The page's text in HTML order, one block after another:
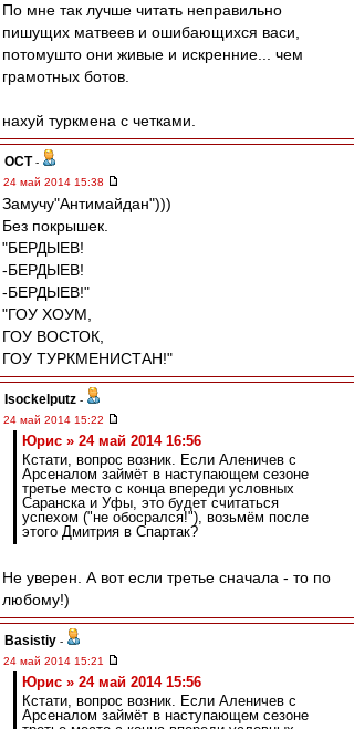
По мне так лучше читать неправильно
пишущих матвеев и ошибающихся васи,
потомушто они живые и искренние... чем
грамотных ботов.
нахуй туркмена с четками.
ОСТ -
24 май 2014 15:38
Замучу"Антимайдан")))
Без покрышек.
"БЕРДЫЕВ!
-БЕРДЫЕВ!
-БЕРДЫЕВ!"
"ГОУ ХОУМ,
ГОУ ВОСТОК,
ГОУ ТУРКМЕНИСТАН!"
Isockelputz -
24 май 2014 15:22
Юрис » 24 май 2014 16:56
Кстати, вопрос возник. Если Аленичев с
Арсеналом займёт в наступающем сезоне
третье место с конца впереди условных
Саранска и Уфы, это будет считаться
успехом ("не обосрался!"), возьмём после
этого Дмитрия в Спартак?
Не уверен. А вот если третье сначала - то по
любому!)
Basistiy -
24 май 2014 15:21
Юрис » 24 май 2014 15:56
Кстати, вопрос возник. Если Аленичев с
Арсеналом займёт в наступающем сезоне